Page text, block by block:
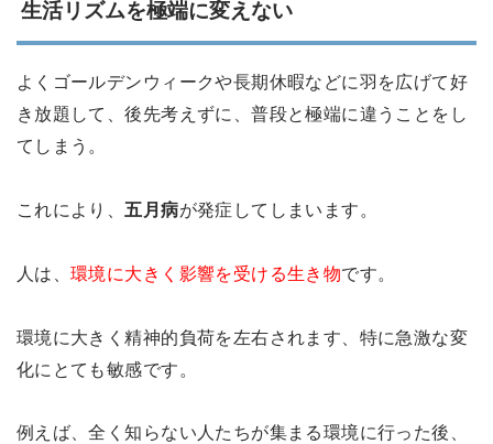
生活リズムを極端に変えない
よくゴールデンウィークや長期休暇などに羽を広げて好
き放題して、後先考えずに、普段と極端に違うことをし
てしまう。
これにより、 五月病が発症してしまいます。
人は、環境に大きく影響を受ける生き物です。
環境に大きく精神的負荷を左右されます、特に急激な変
化にとても敏感です。
例えば、全く知らない人たちが集まる環境に行った後、